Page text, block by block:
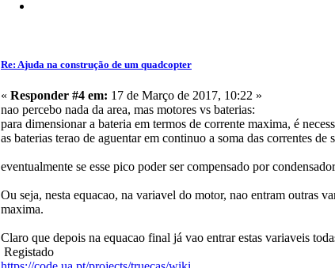
Re: Ajuda na construção de um quadcopter
« Responder #4 em: 17 de Março de 2017, 10:22 »
nao percebo nada da area, mas motores vs baterias:
para dimensionar a bateria em termos de corrente maxima, é
as baterias terao de aguentar em continuo a soma das correntes de
eventualmente se esse pico poder ser compensado por
Ou seja, nesta equacao, na variavel do motor, nao entram outras
maxima.
Claro que depois na equacao final já vao entrar estas variaveis
Registado